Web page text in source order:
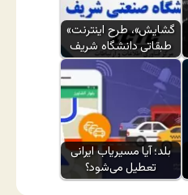
«گشایش»، طرح اینترنت
طبقاتی دانشگاه شریف
بلد؛ آیا مسیر‌یاب ایرانی
تعطیل می‌شود؟